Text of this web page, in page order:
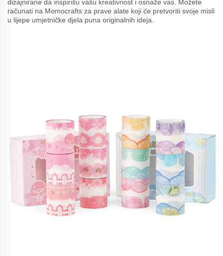
dizajnirane da inspirišu vašu kreativnost i osnaže vas. Možete
računati na Momocrafts za prave alate koji će pretvoriti svoje misli
u lijepe umjetničke djela puna originalnih ideja.